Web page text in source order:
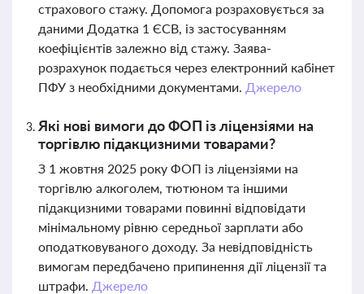
страхового стажу. Допомога розраховується за
даними Додатка 1 ЄСВ, із застосуванням
коефіцієнтів залежно від стажу. Заява-
розрахунок подається через електронний кабінет
ПФУ з необхідними документами. Джерело
Які нові вимоги до ФОП із ліцензіями на
торгівлю підакцизними товарами?
З 1 жовтня 2025 року ФОП із ліцензіями на
торгівлю алкоголем, тютюном та іншими
підакцизними товарами повинні відповідати
мінімальному рівню середньої зарплати або
оподатковуваного доходу. За невідповідність
вимогам передбачено припинення дії ліцензії та
штрафи. Джерело